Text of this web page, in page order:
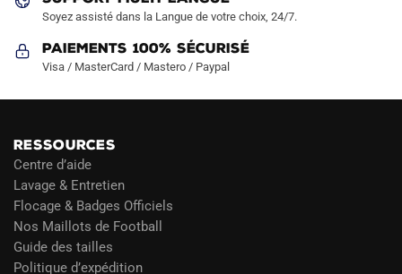
Soyez assisté dans la Langue de votre choix, 24/7.
Paiements 100% Sécurisé
Visa / MasterCard / Mastero / Paypal
RESSOURCES
Centre d’aide
Lavage & Entretien
Flocage & Badges Officiels
Nos Maillots de Football
Guide des tailles
Politique d’expédition